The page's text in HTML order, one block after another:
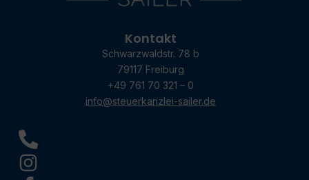
Kontakt
Schwarzwaldstr. 78 b
79117 Freiburg
+49 761 70 321 – 0
info@steuerkanzlei-sailer.de